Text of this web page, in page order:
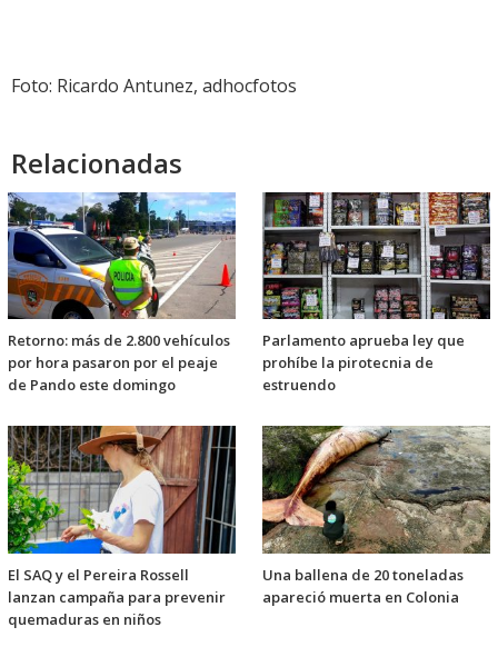
Foto: Ricardo Antunez, adhocfotos
Relacionadas
Retorno: más de 2.800 vehículos
por hora pasaron por el peaje
de Pando este domingo
Parlamento aprueba ley que
prohíbe la pirotecnia de
estruendo
El SAQ y el Pereira Rossell
lanzan campaña para prevenir
quemaduras en niños
Una ballena de 20 toneladas
apareció muerta en Colonia